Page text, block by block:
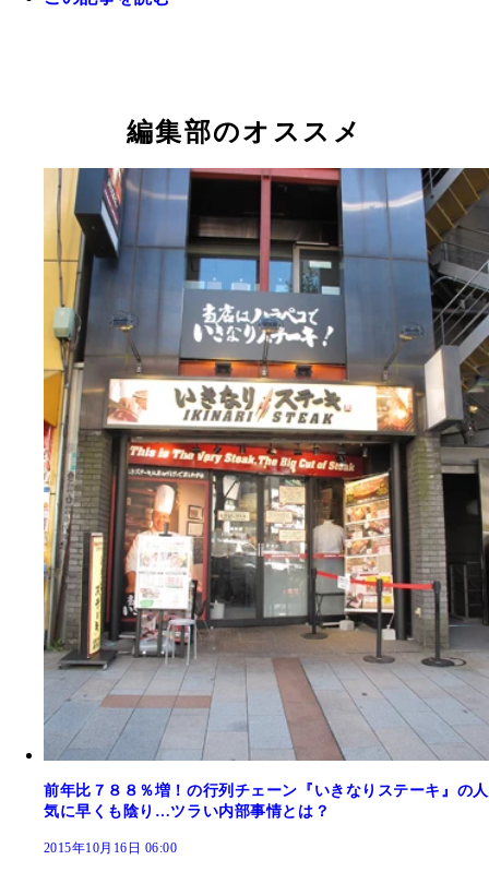
編集部のオススメ
前年比７８８％増！の行列チェーン『いきなりステーキ』の人
気に早くも陰り…ツラい内部事情とは？
2015年10月16日 06:00